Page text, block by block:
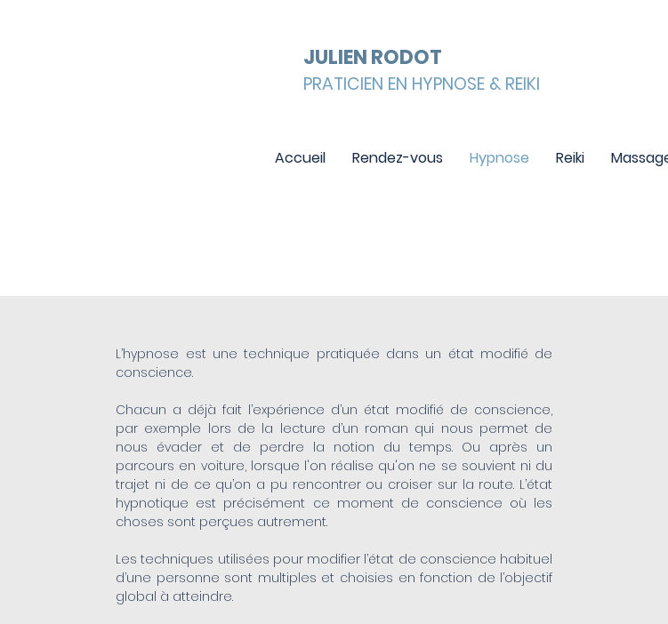
PRATICIEN EN HYPNOSE & REIKI
JULIEN RODOT
L’hypnose est une technique pratiquée dans un état modifié de
conscience.
Chacun a déjà fait l’expérience d’un état modifié de conscience,
par exemple lors de la lecture d’un roman qui nous permet de
nous évader et de perdre la notion du temps. Ou après un
parcours en voiture, lorsque l'on réalise qu'on ne se souvient ni du
trajet ni de ce qu’on a pu rencontrer ou croiser sur la route. L’état
hypnotique est précisément ce moment de conscience où les
choses sont perçues autrement.
Les techniques utilisées pour modifier l’état de conscience habituel
d’une personne sont multiples et choisies en fonction de l’objectif
global à atteindre.
Accueil Rendez-vous Hypnose Reiki